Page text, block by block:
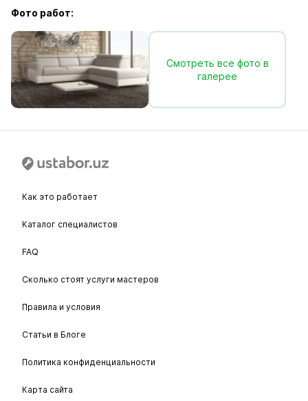
Фото работ:
Смотреть все фото в
галерее
Как это работает
Каталог специалистов
FAQ
Сколько стоят услуги мастеров
Правила и условия
Статьи в Блоге
Политика конфиденциальности
Карта сайта